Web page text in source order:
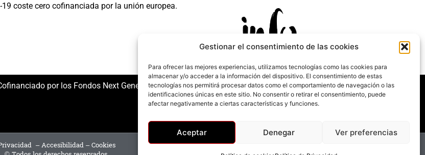
Gestionar el consentimiento de las cookies
Para ofrecer las mejores experiencias, utilizamos tecnologías como las cookies para
almacenar y/o acceder a la información del dispositivo. El consentimiento de estas
tecnologías nos permitirá procesar datos como el comportamiento de navegación o las
identificaciones únicas en este sitio. No consentir o retirar el consentimiento, puede
afectar negativamente a ciertas características y funciones.
Aceptar Denegar Ver preferencias
coste cero cofinanciada por la unión europea.
por los Fondos Next Generation (EU) del mecanismo de Recuperación y Resilencia.
–Accesibilidad–Cookies